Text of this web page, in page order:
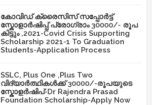
കോവിഡ് ക്രൈസിസ് സപ്പോർട്ട്
സ്കോളാർഷിപ്പ് പ്രോഗ്രാം 30000/- രൂപ
കിട്ടും ,2021-Covid Crisis Supporting
Scholarship 2021-1 To Graduation
Students-Application Process
SSLC, Plus One ,Plus Two
വിദ്യാർത്ഥികൾക്ക് 30000/-രൂപയുടെ
സ്കോളർഷിപ്-Dr Rajendra Prasad
Foundation Scholarship-Apply Now